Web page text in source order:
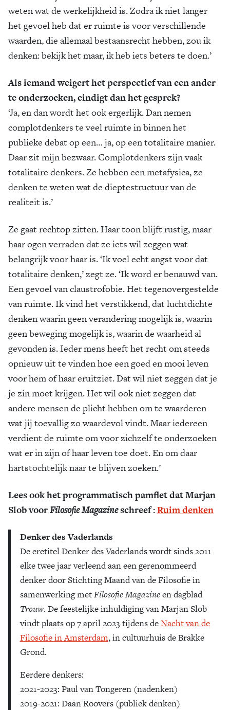
weten wat de werkelijkheid is. Zodra ik niet langer
het gevoel heb dat er ruimte is voor verschillende
waarden, die allemaal bestaansrecht hebben, zou ik
denken: bekijk het maar, ik heb iets beters te doen.’
Als iemand weigert het perspectief van een ander
te onderzoeken, eindigt dan het gesprek?
‘Ja, en dan wordt het ook ergerlijk. Dan nemen
complotdenkers te veel ruimte in binnen het
publieke debat op een… ja, op een totalitaire manier.
Daar zit mijn bezwaar. Complotdenkers zijn vaak
totalitaire denkers. Ze hebben een metafysica, ze
denken te weten wat de dieptestructuur van de
realiteit is.’
Ze gaat rechtop zitten. Haar toon blijft rustig, maar
haar ogen verraden dat ze iets wil zeggen wat
belangrijk voor haar is. ‘Ik voel echt angst voor dat
totalitaire denken,’ zegt ze. ‘Ik word er benauwd van.
Een gevoel van claustrofobie. Het tegenovergestelde
van ruimte. Ik vind het verstikkend, dat luchtdichte
denken waarin geen verandering mogelijk is, waarin
geen beweging mogelijk is, waarin de waarheid al
gevonden is. Ieder mens heeft het recht om steeds
opnieuw uit te vinden hoe een goed en mooi leven
voor hem of haar eruitziet. Dat wil niet zeggen dat je
je zin moet krijgen. Het wil ook niet zeggen dat
andere mensen de plicht hebben om te waarderen
wat jij toevallig zo waardevol vindt. Maar iedereen
verdient de ruimte om voor zichzelf te onderzoeken
wat er in zijn of haar leven toe doet. En om daar
hartstochtelijk naar te blijven zoeken.’
Lees ook het programmatisch pamflet dat Marjan
Slob voorFilosofie Magazineschreef :Ruim denken
Denker des Vaderlands
De eretitel Denker des Vaderlands wordt sinds 2011
elke twee jaar verleend aan een gerenommeerd
denker door Stichting Maand van de Filosofie in
samenwerking metFilosofie Magazineen dagblad
Trouw. De feestelijke inhuldiging van Marjan Slob
vindt plaats op 7 april 2023 tijdens deNacht van de
Filosofie in Amsterdam, in cultuurhuis de Brakke
Grond.
Eerdere denkers:
2021-2023: Paul van Tongeren (nadenken)
2019-2021: Daan Roovers (publiek denken)